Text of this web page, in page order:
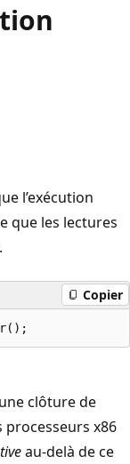
l’exécution
que les lectures
Copier
clôture de
x86
au-delà de ce